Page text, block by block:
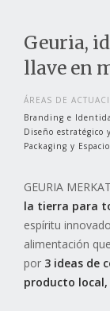
Geuria,
llave en
ÁREAS DE
Branding e
Diseño estratégico
Packaging y
GEURIA
la tierra para
espíritu
alimentación
por 3 ideas de
producto